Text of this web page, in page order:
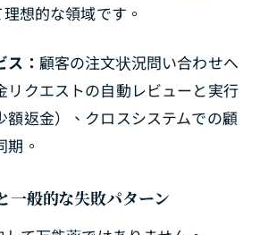
想的な領域です。
： 顧客の注文状況問い合わせへ
リクエストの自動レビューと実行
額返金）、クロスシステムでの顧
期。
一般的な失敗パターン